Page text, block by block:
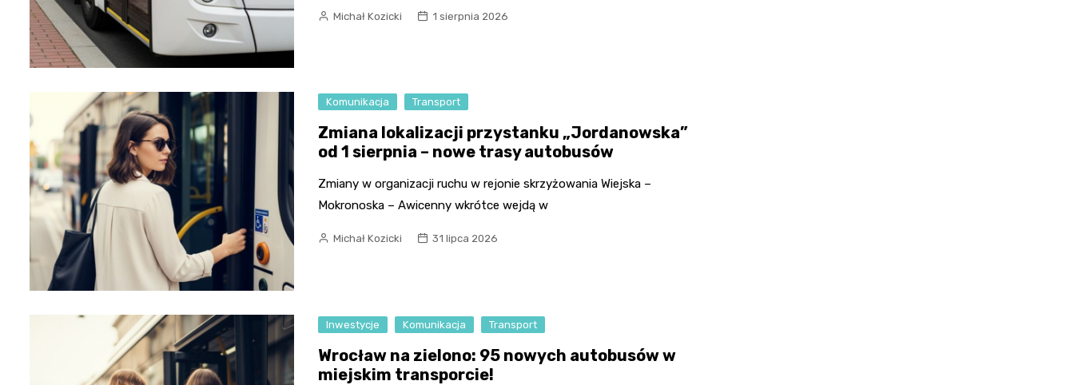
Michał Kozicki 1 sierpnia 2026
Komunikacja Transport
Zmiana lokalizacji przystanku „Jordanowska”
od 1 sierpnia – nowe trasy autobusów
Zmiany w organizacji ruchu w rejonie skrzyżowania Wiejska –
Mokronoska – Awicenny wkrótce wejdą w
Michał Kozicki 31 lipca 2026
Inwestycje Komunikacja Transport
Wrocław na zielono: 95 nowych autobusów w
miejskim transporcie!